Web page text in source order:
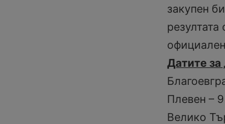
закупен
Датите за
Плевен –
Велико